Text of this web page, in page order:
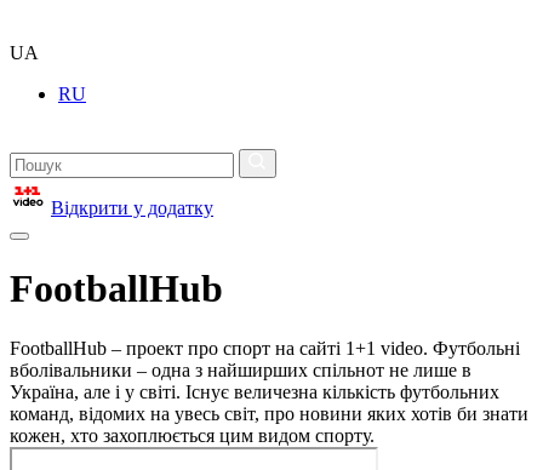
UA
RU
Відкрити у додатку
FootballHub
FootballHub – проект про спорт на сайті 1+1 video. Футбольні
вболівальники – одна з найширших спільнот не лише в
Україна, але і у світі. Існує величезна кількість футбольних
команд, відомих на увесь світ, про новини яких хотів би знати
кожен, хто захоплюється цим видом спорту.